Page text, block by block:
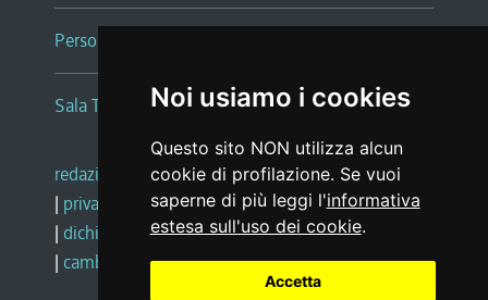
Noi usiamo i cookies
Questo sito NON utilizza alcun
cookie di profilazione. Se vuoi
saperne di più leggi l'informativa
estesa sull'uso dei cookie.
Accetta
Persone e Uffici
Sala Tiziano Tessitori
redazione web |note legali |glossario
| privacy
social media policy
| dichiarazione di accessibilità |feedback
| cambio preferenze cookie